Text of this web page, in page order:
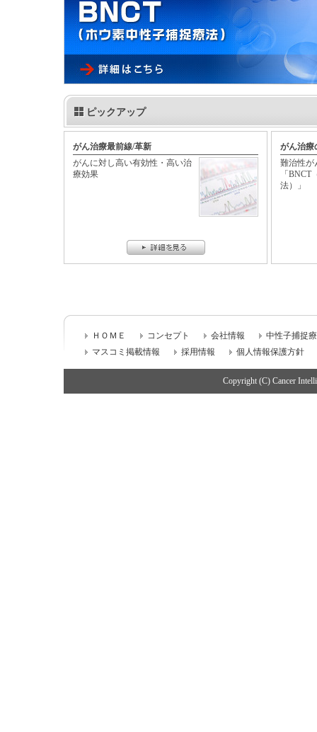
2025-04-16 治験参加者募集のお知らせ
2025-02-21 採用情報を更新しました。
2024-12-05 国内第Ⅱ相臨床試験の主要
2024-09-27 治験参加者募集終了のお知
ピックアップ
がん治療最前線/革新
がんに対し高い有効性・高い治
療効果
がん治療
難治性が
「
法）」
ＨＯＭＥ コンセプト 会社情報
中性子捕捉
マスコミ掲載情報
採用情報 個人情報保護方針
Copyright (C) Cancer